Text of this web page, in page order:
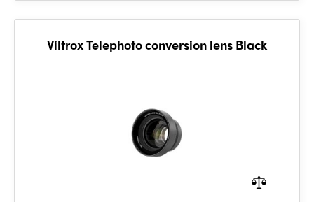
Viltrox Telephoto conversion lens Black